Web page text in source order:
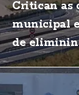
Critican as
municipal
de